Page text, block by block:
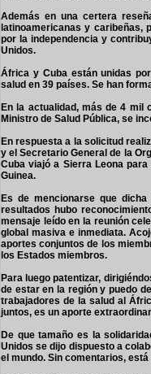
Además en una certera
latinoamericanas y caribeñas,
por la independencia y
Unidos.
África y Cuba están unidas
salud en 39 países. Se han
En la actualidad, más de 4 mil
Ministro de Salud Pública, se
En respuesta a la solicitud
y el Secretario General de la
Cuba viajó a Sierra Leona
Guinea.
Es de mencionarse que
resultados hubo
mensaje leído en la reunión
global masiva e inmediata.
aportes conjuntos de los
los Estados miembros.
Para luego patentizar,
de estar en la región y puedo
trabajadores de la salud al
juntos, es un aporte
De que tamaño es la
Unidos se dijo dispuesto a
el mundo. Sin comentarios, está